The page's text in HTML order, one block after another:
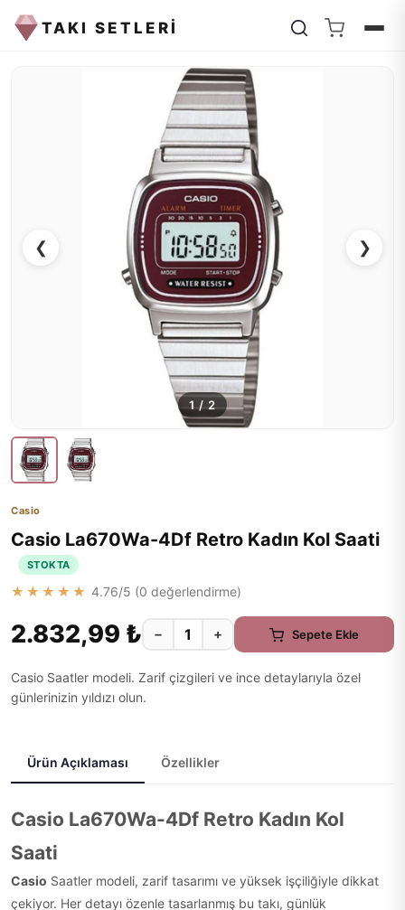
TAKI SETLERİ
❮ ❯
1 / 2
Casio
Casio La670Wa-4Df Retro Kadın Kol Saati
STOKTA
★★★★★ 4.76/5 (0 değerlendirme)
2.832,99 ₺ − + Sepete Ekle
Casio Saatler modeli. Zarif çizgileri ve ince detaylarıyla özel
günlerinizin yıldızı olun.
Ürün Açıklaması Özellikler
Casio La670Wa-4Df Retro Kadın Kol
Saati
Casio Saatler modeli, zarif tasarımı ve yüksek işçiliğiyle dikkat
çekiyor. Her detayı özenle tasarlanmış bu takı, günlük